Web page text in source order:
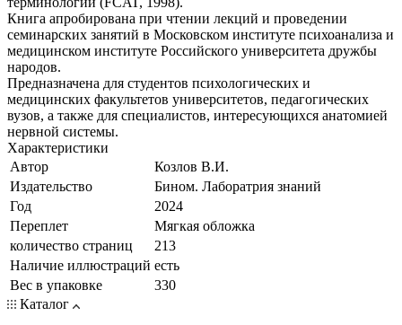
Книга апробирована при чтении лекций и проведении
семинарских занятий в Московском институте психоанализа и
медицинском институте Российского университета дружбы
народов.
Предназначена для студентов психологических и
медицинских факультетов университетов, педагогических
вузов, а также для специалистов, интересующихся анатомией
нервной системы.
Характеристики
Автор
Козлов В.И.
Издательство
Бином. Лаборатрия знаний
Год
2024
Переплет
Мягкая обложка
количество страниц
213
Наличие иллюстраций есть
Вес в упаковке
330
Каталог